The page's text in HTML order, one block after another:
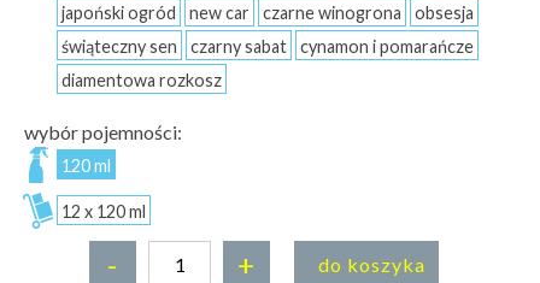
japoński ogród
new car czarne winogrona
obsesja
świąteczny sen
czarny sabat
cynamon i pomarańcze
diamentowa rozkosz
wybór pojemności:
120 ml
12 x 120 ml
- + do koszyka